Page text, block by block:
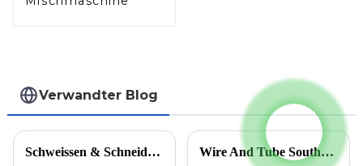
Verwandter Blog
Schweissen & Schneiden 2023 (Essen, Germany) Wire And Tube Southeast Asia findet vom 5. bis 7. Oktober 2022 statt